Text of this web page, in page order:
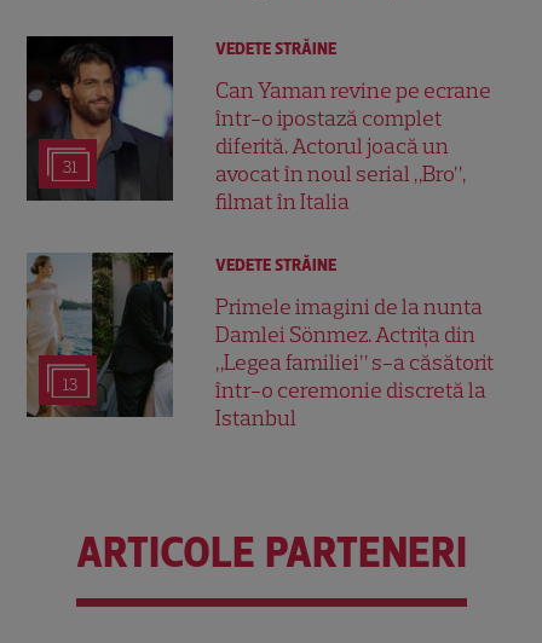
31
VEDETE STRĂINE
Can Yaman revine pe ecrane
într-o ipostază complet
diferită. Actorul joacă un
avocat în noul serial „Bro”,
filmat în Italia
13
VEDETE STRĂINE
Primele imagini de la nunta
Damlei Sönmez. Actrița din
„Legea familiei” s-a căsătorit
într-o ceremonie discretă la
Istanbul
ARTICOLE PARTENERI